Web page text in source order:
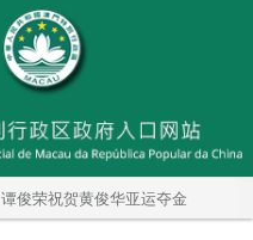
谭俊荣祝贺黄俊华亚运夺金